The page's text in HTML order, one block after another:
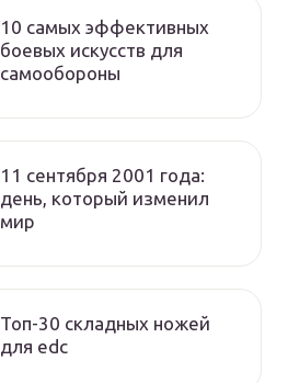
10 самых эффективных
боевых искусств для
самообороны
11 сентября 2001 года:
день, который изменил
мир
Топ-30 складных ножей
для edc